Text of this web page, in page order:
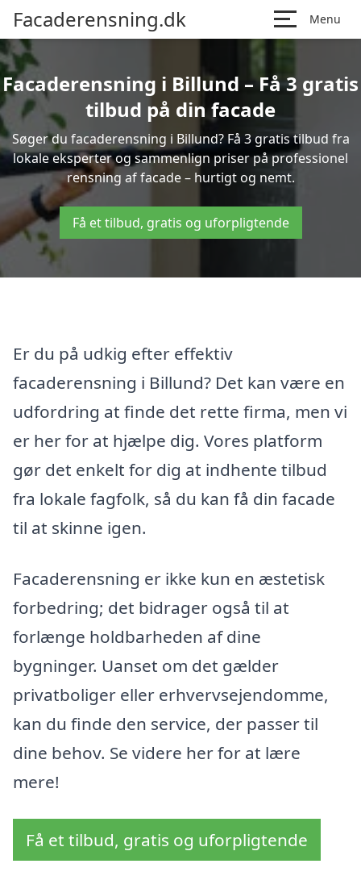
Facaderensning.dk Menu
Facaderensning i Billund – Få 3 gratis
tilbud på din facade
Søger du facaderensning i Billund? Få 3 gratis tilbud fra
lokale eksperter og sammenlign priser på professionel
rensning af facade – hurtigt og nemt.
Få et tilbud, gratis og uforpligtende
Er du på udkig efter effektiv
facaderensning i Billund? Det kan være en
udfordring at finde det rette firma, men vi
er her for at hjælpe dig. Vores platform
gør det enkelt for dig at indhente tilbud
fra lokale fagfolk, så du kan få din facade
til at skinne igen.
Facaderensning er ikke kun en æstetisk
forbedring; det bidrager også til at
forlænge holdbarheden af dine
bygninger. Uanset om det gælder
privatboliger eller erhvervsejendomme,
kan du finde den service, der passer til
dine behov. Se videre her for at lære
mere!
Få et tilbud, gratis og uforpligtende